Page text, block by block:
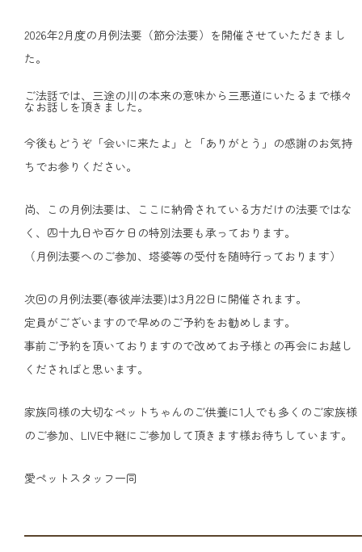
2026年2月度の月例法要（節分法要）を開催させていただきまし
た。
ご法話では、三途の川の本来の意味から三悪道にいたるまで様々
なお話しを頂きました。
今後もどうぞ「会いに来たよ」と「ありがとう」の感謝のお気持
ちでお参りください。
尚、この月例法要は、ここに納骨されている方だけの法要ではな
く、四十九日や百ケ日の特別法要も承っております。
（月例法要へのご参加、塔婆等の受付を随時行っております）
次回の月例法要(春彼岸法要)は3月22日に開催されます。
定員がございますので早めのご予約をお勧めします。
事前ご予約を頂いておりますので改めてお子様との再会にお越し
くださればと思います。
家族同様の大切なペットちゃんのご供養に1人でも多くのご家族様
のご参加、LIVE中継にご参加して頂きます様お待ちしています。
愛ペットスタッフ一同